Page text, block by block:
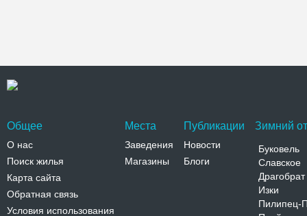
Общее
О нас
Поиск жилья
Карта сайта
Обратная связь
Условия использования
Места
Заведения
Магазины
Публикации
Новости
Блоги
Зимний
Буковель
Славское
Драгобрат
Изки
Пилипец-